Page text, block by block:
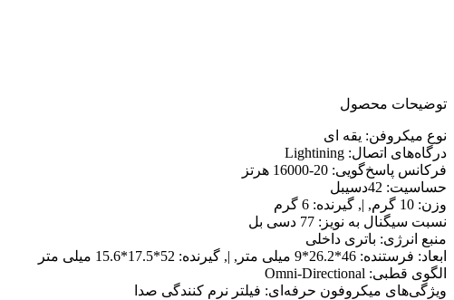
توضیحات محصول
نوع میکروفن: یقه ای
درگاه‌های اتصال: Lightining
فرکانس پاسخ‌گویی: 20-16000 هرتز
حساسیت: 42دسیبل
وزن: 10 گرم, |, گیرنده: 6 گرم
نسبت سیگنال به نویز: 77 دسی بل
منبع انرژی: باتری داخلی
ابعاد: فرستنده: 46*26.2*9 میلی متر, |, گیرنده: 52*17.5*15.6 میلی متر
الگوی قطبی: Omni-Directional
ویژگی‌های میکروفون حرفه‌ای: فیلتر نرم کنندگی صدا